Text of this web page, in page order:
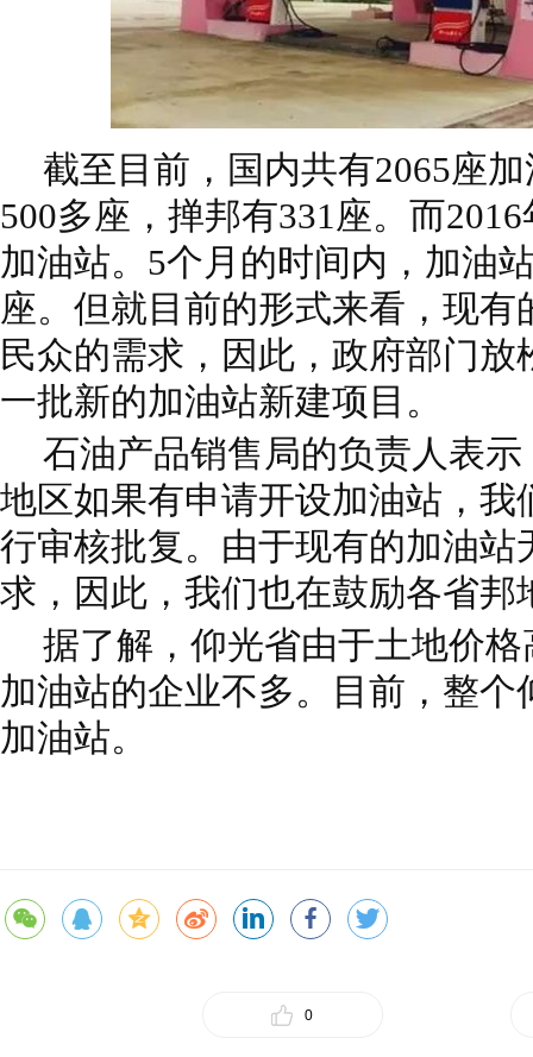
截至目前，国内共有2065座
500多座，掸邦有331座。而
加油站。5个月的时间内，加油
座。但就目前的形式来看，现
民众的需求，因此，政府部门
一批新的加油站新建项目。
石油产品销售局的负责人表
地区如果有申请开设加油站，我
行审核批复。由于现有的加油站
求，因此，我们也在鼓励各省邦
据了解，仰光省由于土地价
加油站的企业不多。目前，整个
加油站。
0